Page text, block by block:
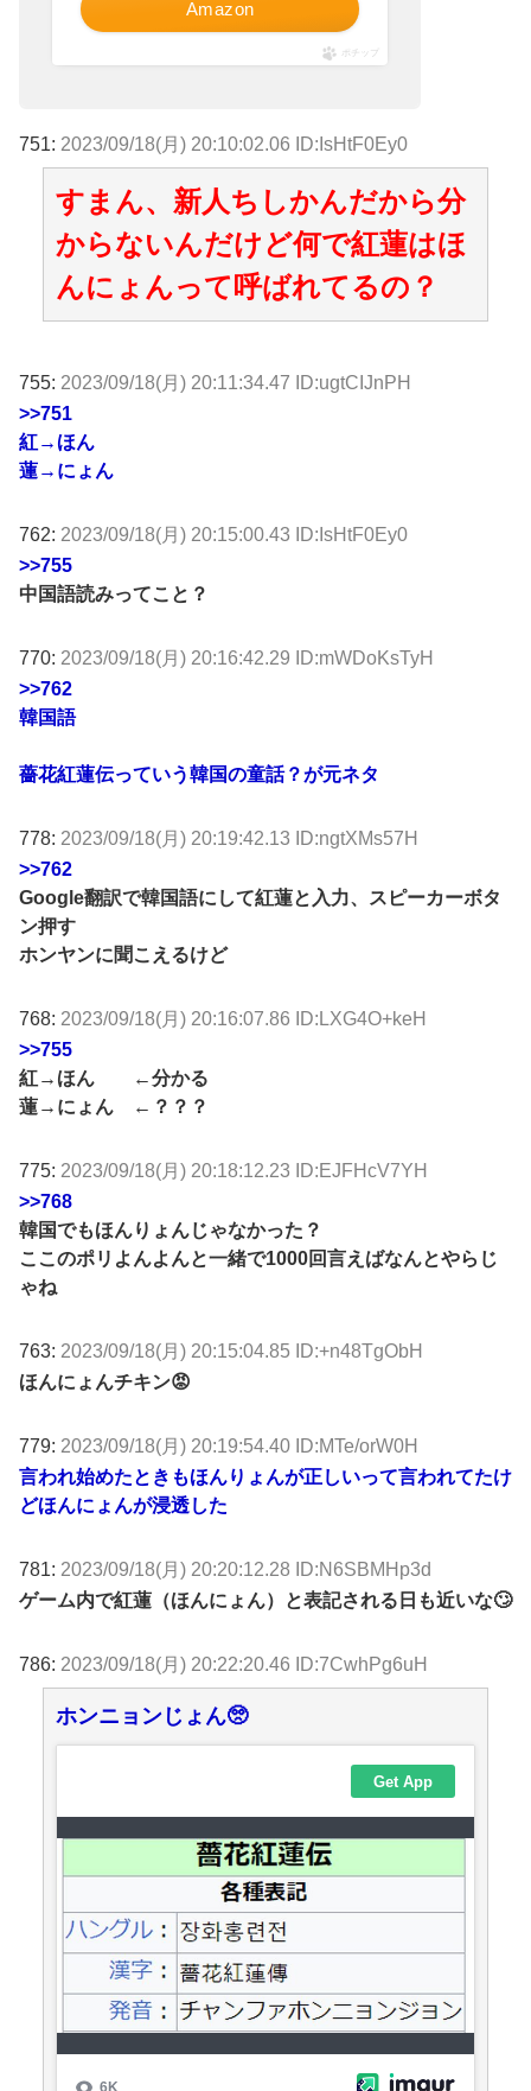
Amazon
ポチップ
751: 2023/09/18(月) 20:10:02.06 ID:IsHtF0Ey0
すまん、新人ちしかんだから分
からないんだけど何で紅蓮はほ
んにょんって呼ばれてるの？
755: 2023/09/18(月) 20:11:34.47 ID:ugtCIJnPH
>>751
紅→ほん
蓮→にょん
762: 2023/09/18(月) 20:15:00.43 ID:IsHtF0Ey0
>>755
中国語読みってこと？
770: 2023/09/18(月) 20:16:42.29 ID:mWDoKsTyH
>>762
韓国語
薔花紅蓮伝っていう韓国の童話？が元ネタ
778: 2023/09/18(月) 20:19:42.13 ID:ngtXMs57H
>>762
Google翻訳で韓国語にして紅蓮と入力、スピーカーボタ
ン押す
ホンヤンに聞こえるけど
768: 2023/09/18(月) 20:16:07.86 ID:LXG4O+keH
>>755
紅→ほん ←分かる
蓮→にょん ←？？？
775: 2023/09/18(月) 20:18:12.23 ID:EJFHcV7YH
>>768
韓国でもほんりょんじゃなかった？
ここのポリよんよんと一緒で1000回言えばなんとやらじ
ゃね
763: 2023/09/18(月) 20:15:04.85 ID:+n48TgObH
ほんにょんチキン😡
779: 2023/09/18(月) 20:19:54.40 ID:MTe/orW0H
言われ始めたときもほんりょんが正しいって言われてたけ
どほんにょんが浸透した
781: 2023/09/18(月) 20:20:12.28 ID:N6SBMHp3d
ゲーム内で紅蓮（ほんにょん）と表記される日も近いな🙄
786: 2023/09/18(月) 20:22:20.46 ID:7CwhPg6uH
ホンニョンじょん🥺